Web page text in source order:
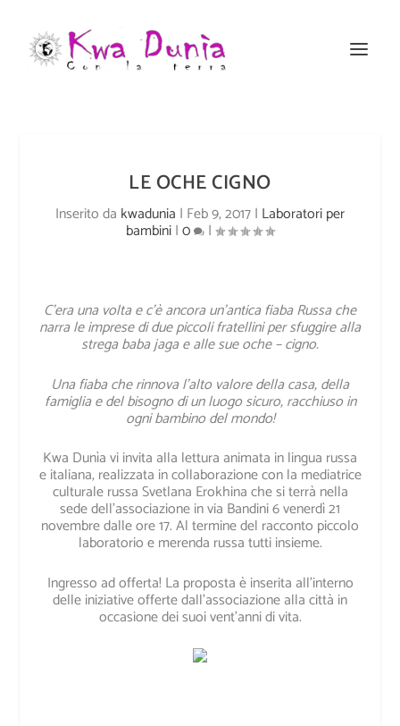
LE OCHE CIGNO
Inserito da kwadunia | Feb 9, 2017| Laboratori per
bambini|0 |
C’era una volta e c’è ancora un’antica fiaba Russa che
narra le imprese di due piccoli fratelliniper sfuggire alla
strega baba jaga e alle sue oche – cigno.
Una fiaba che rinnova l’alto valore della casa, della
famiglia e del bisogno di un luogo sicuro,racchiuso in
ogni bambino del mondo!
Kwa Dunìa vi invita alla lettura animata in lingua russa
e italiana, realizzata in collaborazione con la mediatrice
culturale russa Svetlana Erokhina che si terrà nella
sede dell’associazione in via Bandini 6 venerdì 21
novembre dalle ore 17. Al termine del racconto piccolo
laboratorio e merenda russa tutti insieme.
Ingresso ad offerta! La proposta è inserita all’interno
delle iniziative offerte dall’associazione alla città in
occasione dei suoi vent’anni di vita.